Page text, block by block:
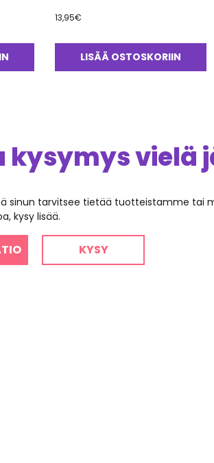
13,95€
LISÄÄ OSTOSKORIIN
kysymys vielä
sinun tarvitsee tietää tuotteistamme tai
kysy lisää.
KYSY